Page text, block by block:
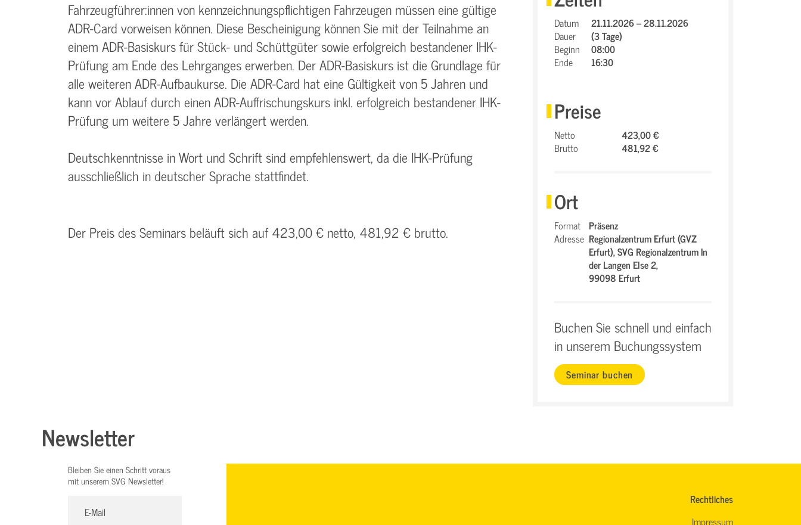
Fahrzeugführer:innen von kennzeichnungspflichtigen Fahrzeugen müssen eine gültige
ADR-Card vorweisen können. Diese Bescheinigung können Sie mit der Teilnahme an
einem ADR-Basiskurs für Stück- und Schüttgüter sowie erfolgreich bestandener IHK-
Prüfung am Ende des Lehrganges erwerben. Der ADR-Basiskurs ist die Grundlage für
alle weiteren ADR-Aufbaukurse. Die ADR-Card hat eine Gültigkeit von 5 Jahren und
kann vor Ablauf durch einen ADR-Auffrischungskurs inkl. erfolgreich bestandener IHK-
Prüfung um weitere 5 Jahre verlängert werden.
Deutschkenntnisse in Wort und Schrift sind empfehlenswert, da die IHK-Prüfung
ausschließlich in deutscher Sprache stattfindet.
Der Preis des Seminars beläuft sich auf 423,00 € netto, 481,92 € brutto.
Datum
21.11.2026 – 28.11.2026
Dauer
(3 Tage)
Beginn
08:00
Ende
16:30
Preise
Netto
423,00 €
Brutto
481,92 €
Ort
Format Präsenz
Adresse Regionalzentrum Erfurt (GVZ
Erfurt),SVG Regionalzentrum In
der Langen Else 2,
99098 Erfurt
Buchen Sie schnell und einfach
in unserem Buchungssystem
Seminar buchen
Newsletter
Bleiben Sie einen Schritt voraus
mit unserem SVG Newsletter!
Rechtliches
Impressum